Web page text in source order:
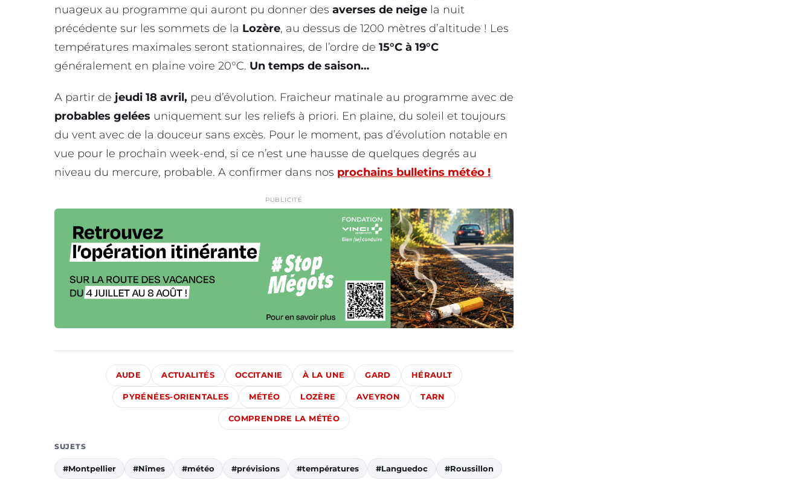
nuageux au programme qui auront pu donner des averses de neige la nuit
précédente sur les sommets de la Lozère, au dessus de 1200 mètres d’altitude ! Les
températures maximales seront stationnaires, de l’ordre de 15°C à 19°C
généralement en plaine voire 20°C. Un temps de saison…
A partir de jeudi 18 avril, peu d’évolution. Fraicheur matinale au programme avec de
probables gelées uniquement sur les reliefs à priori. En plaine, du soleil et toujours
du vent avec de la douceur sans excès. Pour le moment, pas d’évolution notable en
vue pour le prochain week-end, si ce n’est une hausse de quelques degrés au
niveau du mercure, probable. A confirmer dans nos prochains bulletins météo !
PUBLICITÉ
AUDE ACTUALITÉS OCCITANIE À LA UNE GARD HÉRAULT
PYRÉNÉES-ORIENTALES MÉTÉO LOZÈRE AVEYRON TARN
COMPRENDRE LA MÉTÉO
SUJETS
#Montpellier #Nîmes #météo #prévisions #températures #Languedoc #Roussillon